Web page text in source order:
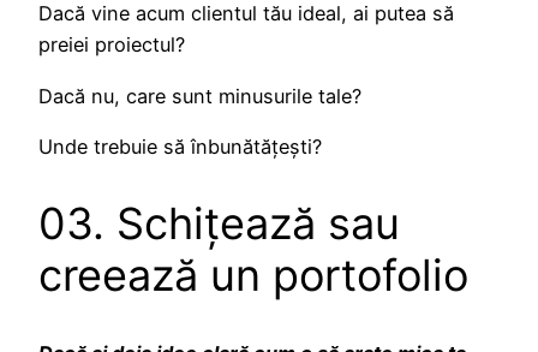
Dacă vine acum clientul tău ideal, ai putea să
preiei proiectul?
Dacă nu, care sunt minusurile tale?
Unde trebuie să înbunătățești?
03. Schițează sau
creează un portofolio